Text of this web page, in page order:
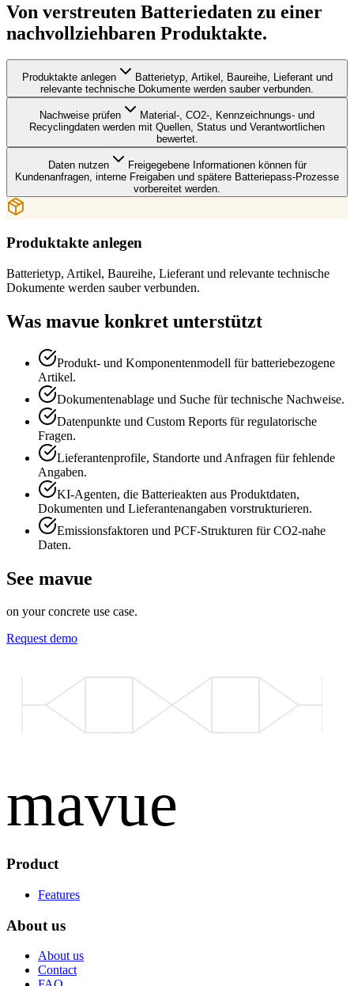
Von verstreuten Batteriedaten zu einer
nachvollziehbaren Produktakte.
Produktakte anlegen
Batterietyp, Artikel, Baureihe, Lieferant und
relevante technische Dokumente werden sauber verbunden.
Nachweise prüfen
Material-, CO2-, Kennzeichnungs- und
Recyclingdaten werden mit Quellen, Status und Verantwortlichen
bewertet.
Daten nutzen
Freigegebene Informationen können für
Kundenanfragen, interne Freigaben und spätere Batteriepass-Prozesse
vorbereitet werden.
Produktakte anlegen
Batterietyp, Artikel, Baureihe, Lieferant und relevante technische
Dokumente werden sauber verbunden.
Was mavue konkret unterstützt
Produkt- und Komponentenmodell für batteriebezogene
Artikel.
Dokumentenablage und Suche für technische Nachweise.
Datenpunkte und Custom Reports für regulatorische
Fragen.
Lieferantenprofile, Standorte und Anfragen für fehlende
Angaben.
KI-Agenten, die Batterieakten aus Produktdaten,
Dokumenten und Lieferantenangaben vorstrukturieren.
Emissionsfaktoren und PCF-Strukturen für CO2-nahe
Daten.
See mavue
on your concrete use case.
Request demo
mavue
Product
Features
About us
About us
Contact